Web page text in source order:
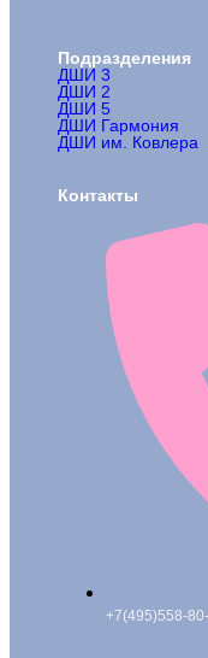
Подразделения
ДШИ 3
ДШИ 2
ДШИ 5
ДШИ Гармония
ДШИ им. Ковлера
Контакты
+7(495)558-